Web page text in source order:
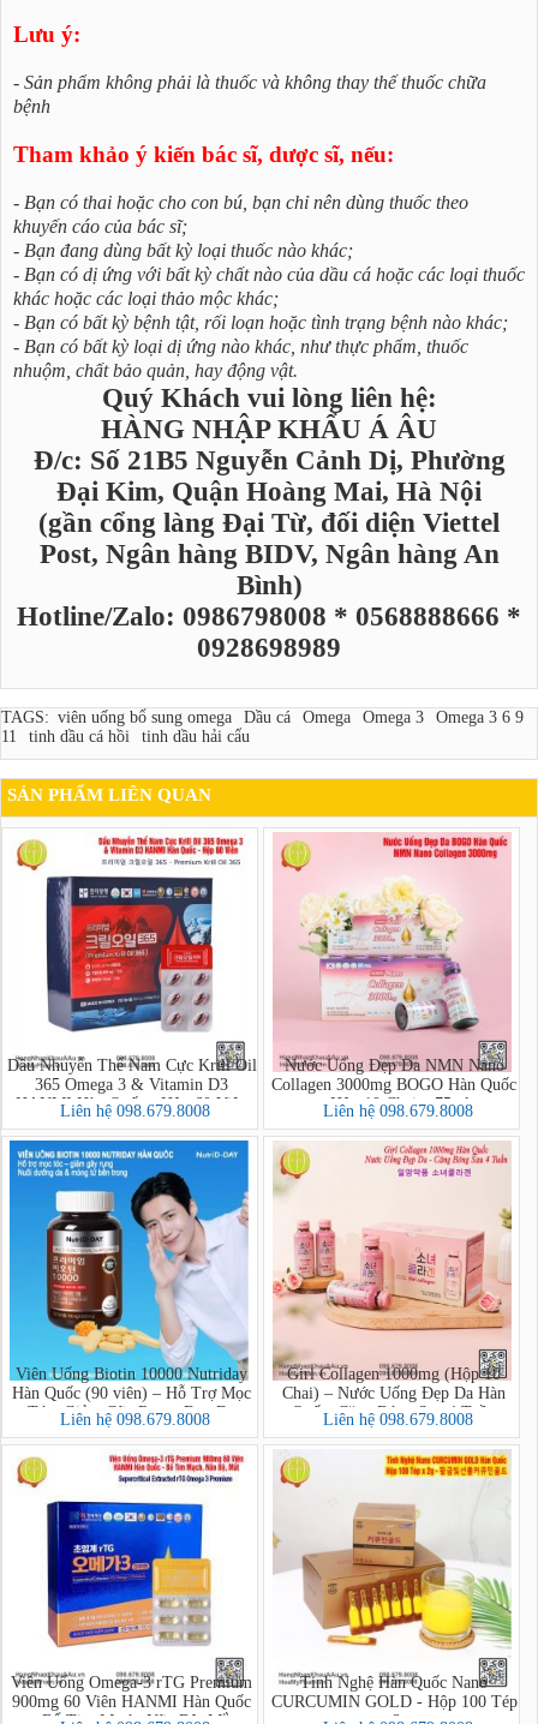
Lưu ý:
- Sản phẩm không phải là thuốc và không thay thế thuốc chữa
bệnh
Tham khảo ý kiến bác sĩ, dược sĩ, nếu:
- Bạn có thai hoặc cho con bú, bạn chỉ nên dùng thuốc theo
khuyến cáo của bác sĩ;
- Bạn đang dùng bất kỳ loại thuốc nào khác;
- Bạn có dị ứng với bất kỳ chất nào của dầu cá hoặc các loại thuốc
khác hoặc các loại thảo mộc khác;
- Bạn có bất kỳ bệnh tật, rối loạn hoặc tình trạng bệnh nào khác;
- Bạn có bất kỳ loại dị ứng nào khác, như thực phẩm, thuốc
nhuộm, chất bảo quản, hay động vật.
Quý Khách vui lòng liên hệ:
HÀNG NHẬP KHẨU Á ÂU
Đ/c: Số 21B5 Nguyễn Cảnh Dị, Phường
Đại Kim, Quận Hoàng Mai, Hà Nội
(gần cổng làng Đại Từ, đối diện Viettel
Post, Ngân hàng BIDV, Ngân hàng An
Bình)
Hotline/Zalo: 0986798008 * 0568888666 *
0928698989
TAGS: viên uống bổ sung omega Dầu cá Omega Omega 3
Omega 3 6 9
11
tinh dầu cá hồi tinh dầu hải cẩu
SẢN PHẨM LIÊN QUAN
Dầu Nhuyễn Thể Nam Cực Krill Oil
365 Omega 3 & Vitamin D3
HANMI Hàn Quốc - Hộp 60 Viên
Liên hệ 098.679.8008
Nước Uống Đẹp Da NMN Nano
Collagen 3000mg BOGO Hàn Quốc
- Hộp 10 Chai x 75ml
Liên hệ 098.679.8008
Viên Uống Biotin 10000 Nutriday
Hàn Quốc (90 viên) – Hỗ Trợ Mọc
Tóc, Giảm Gãy Rụng, Đẹp Da
Liên hệ 098.679.8008
Girl Collagen 1000mg (Hộp 10
Chai) – Nước Uống Đẹp Da Hàn
Quốc, Căng Bóng Sau 4 Tuần
Liên hệ 098.679.8008
Viên Uống Omega-3 rTG Premium
900mg 60 Viên HANMI Hàn Quốc
Tinh Nghệ Hàn Quốc Nano
CURCUMIN GOLD - Hộp 100 Tép